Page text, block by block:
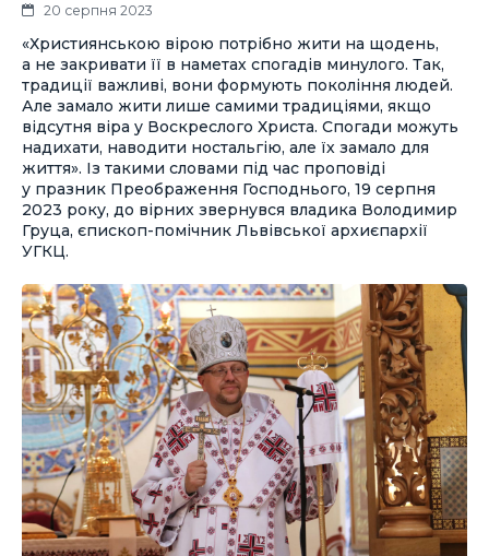
20 серпня 2023
«Християнською вірою потрібно жити на щодень,
а не закривати її в наметах спогадів минулого. Так,
традиції важливі, вони формують покоління людей.
Але замало жити лише самими традиціями, якщо
відсутня віра у Воскреслого Христа. Спогади можуть
надихати, наводити ностальгію, але їх замало для
життя». Із такими словами під час проповіді
у празник Преображення Господнього, 19 серпня
2023 року, до вірних звернувся владика Володимир
Груца, єпископ-помічник Львівської архиєпархії
УГКЦ.